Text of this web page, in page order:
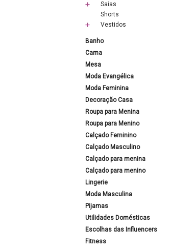
Saias
Shorts
Vestidos
Banho
Cama
Mesa
Moda Evangélica
Moda Feminina
Decoração Casa
Roupa para Menina
Roupa para Menino
Calçado Feminino
Calçado Masculino
Calçado para menina
Calçado para menino
Lingerie
Moda Masculina
Pijamas
Utilidades Domésticas
Escolhas das Influencers
Fitness